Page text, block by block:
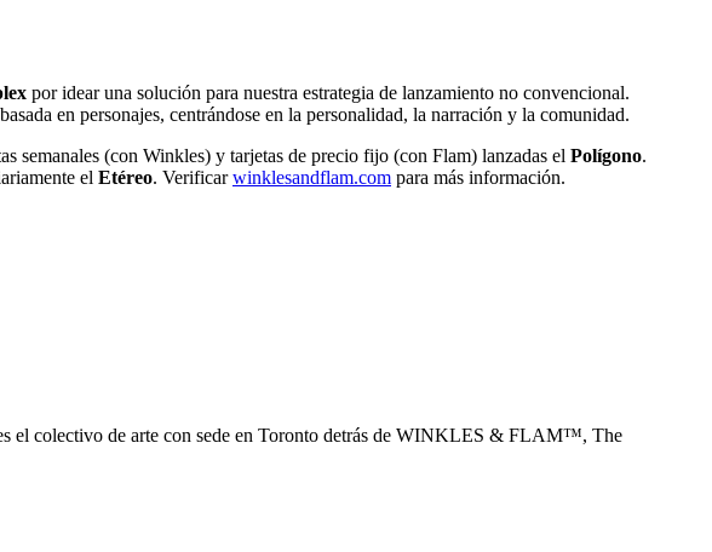
por idear una solución para nuestra estrategia de lanzamiento no convencional.
en personajes, centrándose en la personalidad, la narración y la comunidad.
semanales (con Winkles) y tarjetas de precio fijo (con Flam) lanzadas el Polígono.
el Etéreo. Verificarwinklesandflam.com para más información.
colectivo de arte con sede en Toronto detrás de WINKLES & FLAM™, The